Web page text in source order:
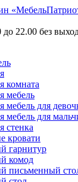
до 22.00 без
комната
мебель
мебель для
мебель для
стенка
кровати
гарнитур
комод
письменный